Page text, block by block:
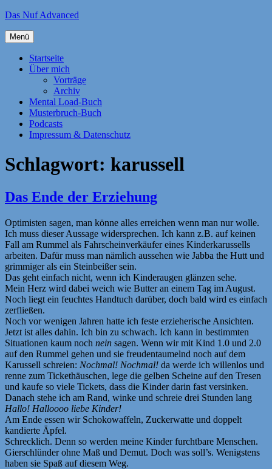
Zum
springen
Das Nuf Advanced
Menü
Startseite
Über mich
Vorträge
Archiv
Mental Load-Buch
Musterbruch-Buch
Podcasts
Impressum & Datenschutz
Schlagwort: karussell
Das Ende der Erziehung
Optimisten sagen, man könne alles erreichen wenn man nur wolle.
Ich muss dieser Aussage widersprechen. Ich kann z.B. auf keinen
Fall am Rummel als Fahrscheinverkäufer eines Kinderkarussells
arbeiten. Dafür muss man nämlich aussehen wie Jabba the Hutt und
grimmiger als ein Steinbeißer sein.
Das geht einfach nicht, wenn ich Kinderaugen glänzen sehe.
Mein Herz wird dabei weich wie Butter an einem Tag im August.
Noch liegt ein feuchtes Handtuch darüber, doch bald wird es einfach
zerfließen.
Noch vor wenigen Jahren hatte ich feste erzieherische Ansichten.
Jetzt ist alles dahin. Ich bin zu schwach. Ich kann in bestimmten
Situationen kaum noch nein sagen. Wenn wir mit Kind 1.0 und 2.0
auf den Rummel gehen und sie freudentaumelnd noch auf dem
Karussell schreien: Nochmal! Nochmal! da werde ich willenlos und
renne zum Tickethäuschen, lege die gelben Scheine auf den Tresen
und kaufe so viele Tickets, dass die Kinder darin fast versinken.
Danach stehe ich am Rand, winke und schreie drei Stunden lang
Hallo! Halloooo liebe Kinder!
Am Ende essen wir Schokowaffeln, Zuckerwatte und doppelt
kandierte Äpfel.
Schrecklich. Denn so werden meine Kinder furchtbare Menschen.
Gierschlünder ohne Maß und Demut. Doch was soll’s. Wenigstens
haben sie Spaß auf diesem Weg.